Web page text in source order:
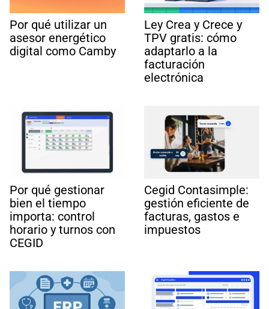
Por qué utilizar un
asesor energético
digital como Camby
Ley Crea y Crece y
TPV gratis: cómo
adaptarlo a la
facturación
electrónica
Por qué gestionar
bien el tiempo
importa: control
horario y turnos con
CEGID
Cegid Contasimple:
gestión eficiente de
facturas, gastos e
impuestos